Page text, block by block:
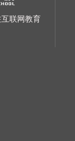
联网教育